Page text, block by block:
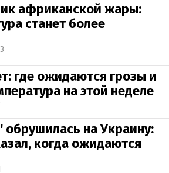
африканской жары:
станет более
где ожидаются грозы и
на этой неделе
на Украину:
когда ожидаются